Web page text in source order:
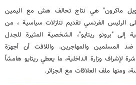
ماكرون" هي نتاج تحالف هش مع اليمين
الرئيس الفرنسي تقديم تنازلات سياسية ، من
إلى "برونو ريتايو"، الشخصية المثيرة للجدل
ضد المسلمين والمهاجرين. واللافت أن أجهزة
لإشراف وزارة الداخلية، ما يعطي ريتايو هامشاً
ومنها ملف العلاقات مع الجزائر.